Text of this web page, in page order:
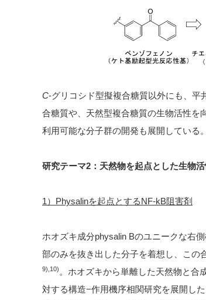
C-グリコシド型擬複合糖質以外にも、平
合糖質や、天然型複合糖質の生物活性を
利用可能な分子群の開発も展開している。
研究テーマ2 ：天然物を起点とした生物
1）Physalinを起点とするNF-kB阻害剤
ホオズキ成分physalin Bのユニークな右
部のみを抜き出した分子を着想し、この
9) 10) 。ホオズキから単離した天然物と合
対する構造−作用機序相関研究を展開した